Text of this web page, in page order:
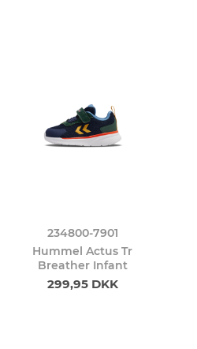
234800-7901
Hummel Actus Tr
Breather Infant
299,95 DKK